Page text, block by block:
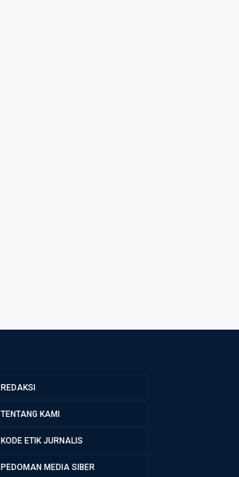
REDAKSI
TENTANG KAMI
KODE ETIK JURNALIS
PEDOMAN MEDIA SIBER